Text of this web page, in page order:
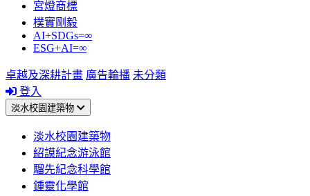
宮燈商標
樸實剛毅
AI+SDGs=∞
ESG+AI=∞
卓越及深耕計畫 廣告輪播 未分類
登入
淡水校園建築物
淡水校園建築物
紹謨紀念游泳館
騮先紀念科學館
鍾靈化學館